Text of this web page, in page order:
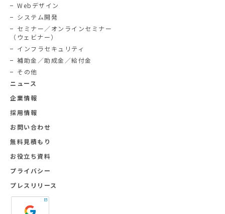
Webデザイン
システム開発
セミナー／オンラインセミナー
（ウェビナー）
インフラセキュリティ
補助金／助成金／給付金
その他
ニュース
企業情報
採用情報
お問い合わせ
無料見積もり
お役立ち資料
プライバシー
プレスリリース